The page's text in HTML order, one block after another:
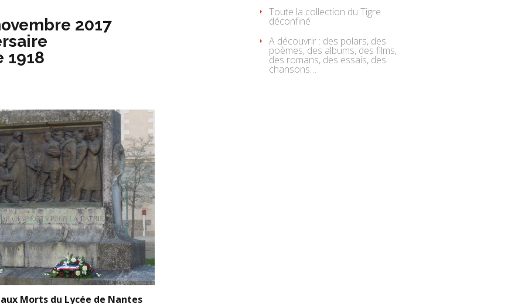
2017
1918
Morts du Lycée de Nantes
Toute la collection du Tigre
déconfiné
A découvrir : des polars, des
poèmes, des albums, des films,
des romans, des essais, des
chansons…